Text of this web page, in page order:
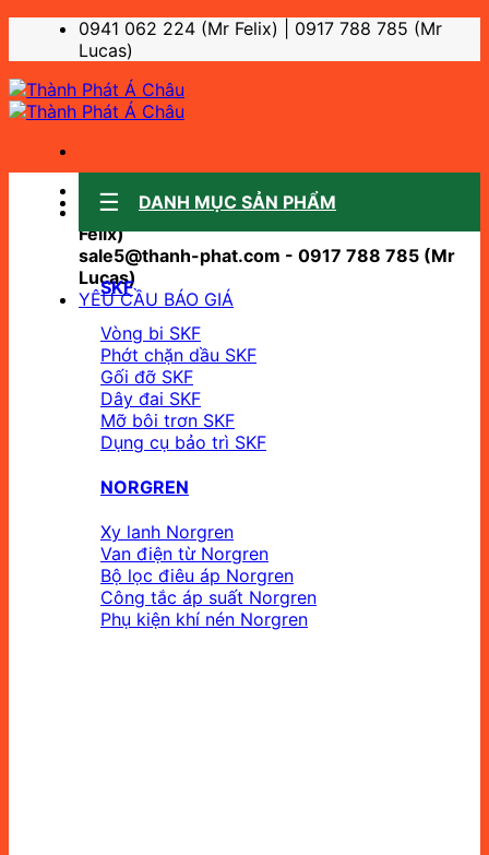
dung
0941 062 224 (Mr Felix) | 0917 788 785 (Mr
Lucas)
Sale support:
sale10@thanh-phat.com - 0941 062 224 (Mr
Felix)
sale5@thanh-phat.com - 0917 788 785 (Mr
Lucas)
YÊU CẦU BÁO GIÁ
DANH MỤC SẢN PHẨM
SKF
Vòng bi SKF
Phớt chặn dầu SKF
Gối đỡ SKF
Dây đai SKF
Mỡ bôi trơn SKF
Dụng cụ bảo trì SKF
NORGREN
Xy lanh Norgren
Van điện từ Norgren
Bộ lọc điêu áp Norgren
Công tắc áp suất Norgren
Phụ kiện khí nén Norgren